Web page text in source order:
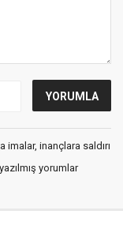
inançlara saldırı
yorumlar